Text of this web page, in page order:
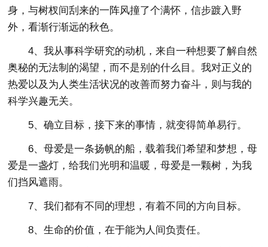
身，与树杈间刮来的一阵风撞了个满怀，信步踱入野
外，看渐行渐远的秋色。
4、我从事科学研究的动机，来自一种想要了解自然
奥秘的无法制的渴望，而不是别的什么目。我对正义的
热爱以及为人类生活状况的改善而努力奋斗，则与我的
科学兴趣无关。
5、确立目标，接下来的事情，就变得简单易行。
6、母爱是一条扬帆的船，载着我们希望和梦想，母
爱是一盏灯，给我们光明和温暖，母爱是一颗树，为我
们挡风遮雨。
7、我们都有不同的理想，有着不同的方向目标。
8、生命的价值，在于能为人间负责任。